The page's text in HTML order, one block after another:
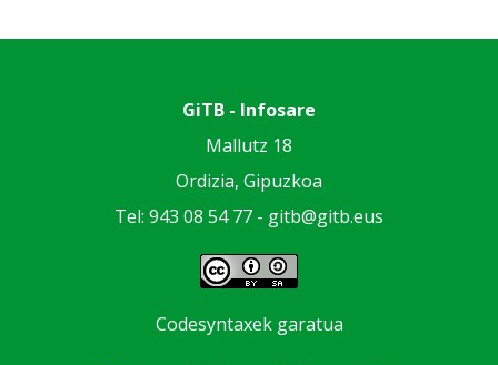
GiTB - Infosare
Mallutz 18
Ordizia, Gipuzkoa
Tel: 943 08 54 77 - gitb@gitb.eus
Codesyntaxek garatua